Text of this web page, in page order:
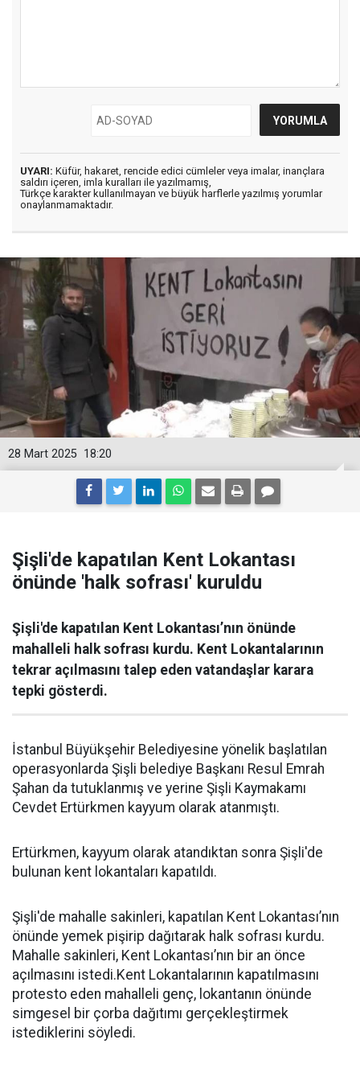
UYARI: Küfür, hakaret, rencide edici cümleler veya imalar, inançlara
saldırı içeren, imla kuralları ile yazılmamış,
Türkçe karakter kullanılmayan ve büyük harflerle yazılmış yorumlar
onaylanmamaktadır.
18:20
28 Mart 2025
Şişli'de kapatılan Kent Lokantası
önünde 'halk sofrası' kuruldu
Şişli'de kapatılan Kent Lokantası’nın önünde
mahalleli halk sofrası kurdu. Kent Lokantalarının
tekrar açılmasını talep eden vatandaşlar karara
tepki gösterdi.
İstanbul Büyükşehir Belediyesine yönelik başlatılan
operasyonlarda Şişli belediye Başkanı Resul Emrah
Şahan da tutuklanmış ve yerine Şişli Kaymakamı
Cevdet Ertürkmen kayyum olarak atanmıştı.
Ertürkmen, kayyum olarak atandıktan sonra Şişli'de
bulunan kent lokantaları kapatıldı.
Şişli'de mahalle sakinleri, kapatılan Kent Lokantası’nın
önünde yemek pişirip dağıtarak halk sofrası kurdu.
Mahalle sakinleri, Kent Lokantası’nın bir an önce
açılmasını istedi.Kent Lokantalarının kapatılmasını
protesto eden mahalleli genç, lokantanın önünde
simgesel bir çorba dağıtımı gerçekleştirmek
istediklerini söyledi.